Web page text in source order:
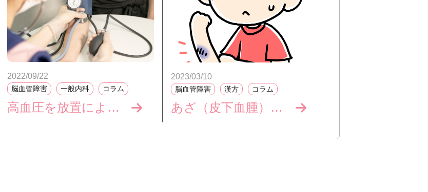
2022/09/22
脳血管障害 一般内科 コラム
高血圧を放置による影響はあるのか？
2023/03/10
脳血管障害 漢方 コラム
あざ（皮下血腫）ができやすい？